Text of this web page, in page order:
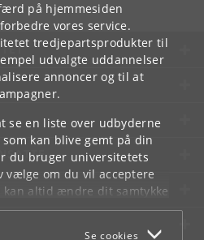
på hjemmesiden
vores service.
tredjepartsprodukter til
udvalgte uddannelser
annoncer og til at
se en liste over udbyderne
kan blive gemt på din
du bruger universitetets
vælge om du vil acceptere
kan altid ændre dit samtykke
som du finder i
Se cookies